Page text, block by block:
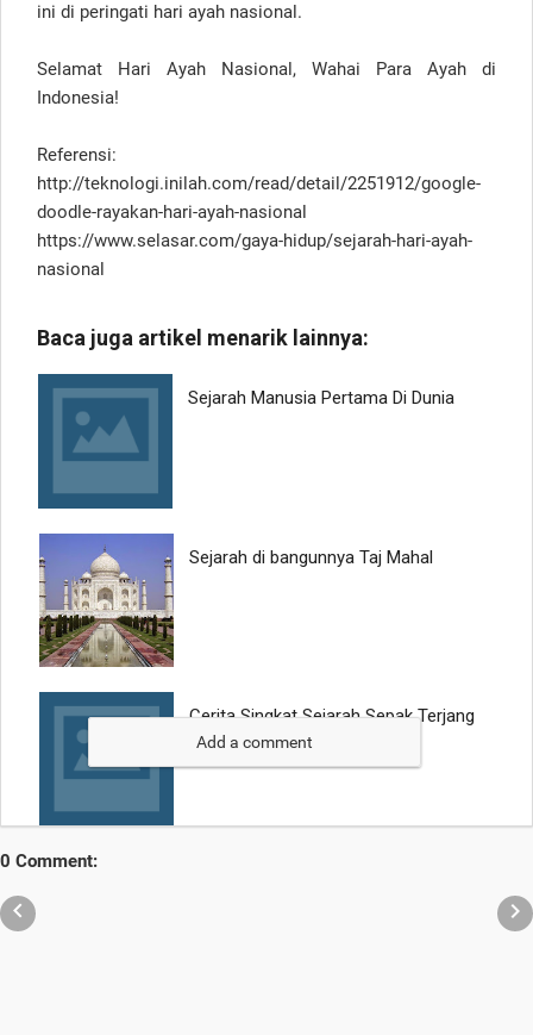
ini di peringati hari ayah nasional.
Selamat Hari Ayah Nasional, Wahai Para Ayah di
Indonesia!
Referensi:
http://teknologi.inilah.com/read/detail/2251912/google-
doodle-rayakan-hari-ayah-nasional
https://www.selasar.com/gaya-hidup/sejarah-hari-ayah-
nasional
Add a comment
0 Comment:
 